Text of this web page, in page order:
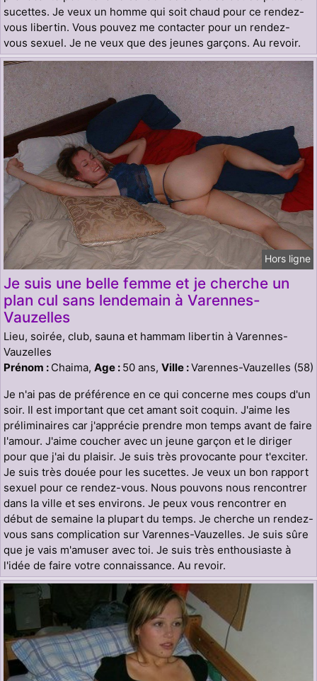
sucettes. Je veux un homme qui soit chaud pour ce rendez-
vous libertin. Vous pouvez me contacter pour un rendez-
vous sexuel. Je ne veux que des jeunes garçons. Au revoir.
Hors ligne
Je suis une belle femme et je cherche un
plan cul sans lendemain à Varennes-
Vauzelles
Lieu, soirée, club, sauna et hammam libertin à Varennes-
Vauzelles
Prénom : Chaima, Age : 50 ans, Ville :Varennes-Vauzelles (58)
Je n'ai pas de préférence en ce qui concerne mes coups d'un
soir. Il est important que cet amant soit coquin. J'aime les
préliminaires car j'apprécie prendre mon temps avant de faire
l'amour. J'aime coucher avec un jeune garçon et le diriger
pour que j'ai du plaisir. Je suis très provocante pour t'exciter.
Je suis très douée pour les sucettes. Je veux un bon rapport
sexuel pour ce rendez-vous. Nous pouvons nous rencontrer
dans la ville et ses environs. Je peux vous rencontrer en
début de semaine la plupart du temps. Je cherche un rendez-
vous sans complication sur Varennes-Vauzelles. Je suis sûre
que je vais m'amuser avec toi. Je suis très enthousiaste à
l'idée de faire votre connaissance. Au revoir.